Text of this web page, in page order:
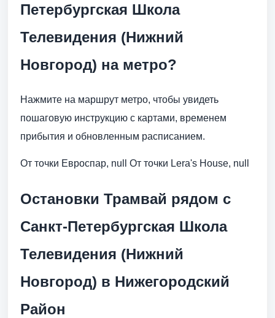
Петербургская Школа
Телевидения (Нижний
Новгород) на метро?
Нажмите на маршрут метро, чтобы увидеть
пошаговую инструкцию с картами, временем
прибытия и обновленным расписанием.
От точки Евроспар, null От точки Lera's House, null
Остановки Трамвай рядом с
Санкт-Петербургская Школа
Телевидения (Нижний
Новгород) в Нижегородский
Район